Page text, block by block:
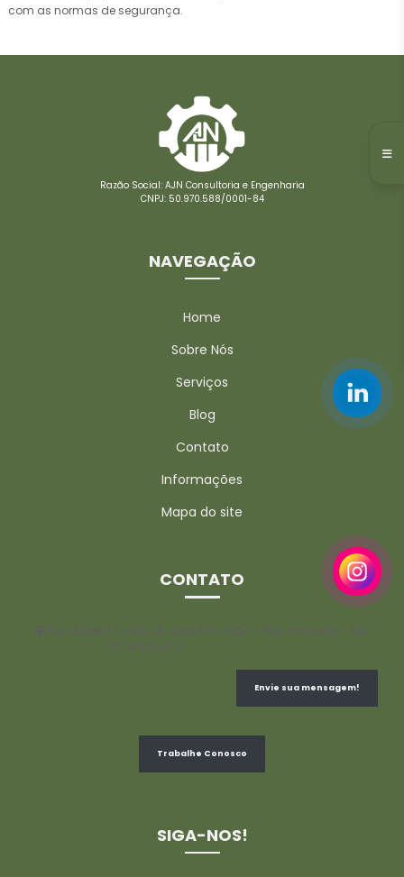
com as normas de segurança.
Razão Social: AJN Consultoria e Engenharia
CNPJ: 50.970.588/0001-84
NAVEGAÇÃO
Home
Sobre Nós
Serviços
Blog
Contato
Informações
Mapa do site
CONTATO
Rua Alberto Cintra, 35, sala 601 União - Belo Horizonte - MG
CEP: 31160-370
Envie sua mensagem!
Trabalhe Conosco
SIGA-NOS!